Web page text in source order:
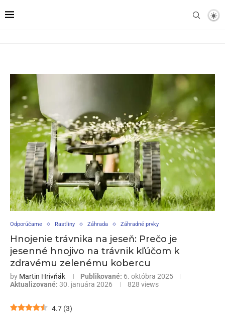
Odporúčame Rastliny Záhrada Záhradné prvky
Hnojenie trávnika na jeseň: Prečo je
jesenné hnojivo na trávnik kľúčom k
zdravému zelenému kobercu
by Martin Hrivňák Publikované: 6. októbra 2025
Aktualizované: 30. januára 2026 828 views
4.7 (3)